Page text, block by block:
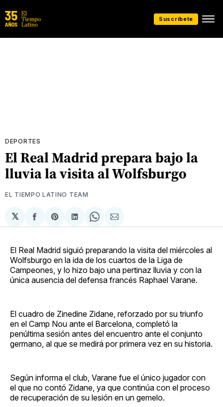
Suscríbete
DEPORTES
El Real Madrid prepara bajo la
lluvia la visita al Wolfsburgo
EL TIEMPO LATINO TEAM
𝕏
Compartir
en
Share
on
Compartir
en
Share
on
Compartir
via
El Real Madrid siguió preparando la visita del miércoles al
Wolfsburgo en la ida de los cuartos de la Liga de
Campeones, y lo hizo bajo una pertinaz lluvia y con la
única ausencia del defensa francés Raphael Varane.
El cuadro de Zinedine Zidane, reforzado por su triunfo
en el Camp Nou ante el Barcelona, completó la
penúltima sesión antes del encuentro ante el conjunto
germano, al que se medirá por primera vez en su historia.
Según informa el club, Varane fue el único jugador con
el que no contó Zidane, ya que continúa con el proceso
de recuperación de su lesión en un gemelo.